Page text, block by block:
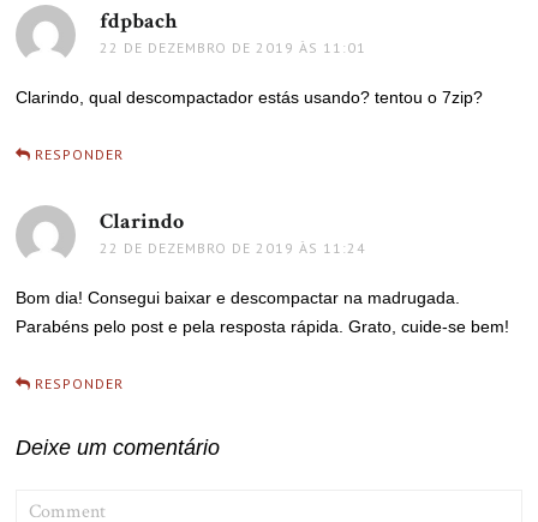
fdpbachdisse:
22 DE DEZEMBRO DE 2019 ÀS 11:01
Clarindo, qual descompactador estás usando? tentou o 7zip?
RESPONDER
Clarindo
22 DE DEZEMBRO DE 2019 ÀS 11:24
Bom dia! Consegui baixar e descompactar na madrugada.
Parabéns pelo post e pela resposta rápida. Grato, cuide-se bem!
RESPONDER
Deixe um comentário